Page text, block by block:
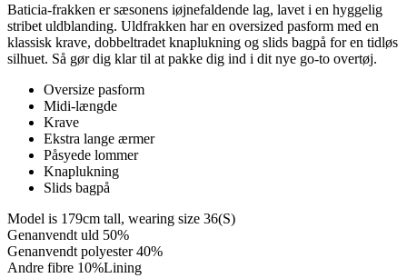
Baticia-frakken er sæsonens iøjnefaldende lag, lavet i en hyggelig
stribet uldblanding. Uldfrakken har en oversized pasform med en
klassisk krave, dobbeltradet knaplukning og slids bagpå for en tidløs
silhuet. Så gør dig klar til at pakke dig ind i dit nye go-to overtøj.
Oversize pasform
Midi-længde
Krave
Ekstra lange ærmer
Påsyede lommer
Knaplukning
Slids bagpå
Model is 179cm tall, wearing size 36(S)
Genanvendt uld 50%
Genanvendt polyester 40%
Andre fibre 10%Lining